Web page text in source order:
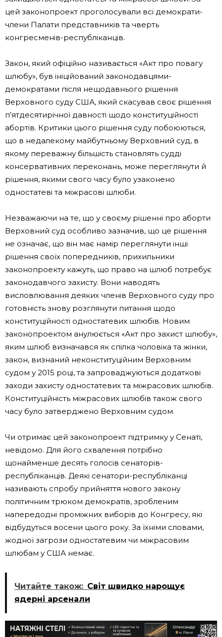
цей законопроект проголосували всі демократи-
члени Палати представників та чверть
конгресменів-республіканців.
Закон, який офіційно називається «Акт про повагу
шлюбу», був ініційований законодавцями-
демократами після нещодавнього рішення
Верховного суду США, який скасував своє рішення
п’ятдесятирічної давності щодо конституційності
абортів. Критики цього рішення суду побоюються,
що в недалекому майбутньому Верховний суд, в
якому переважну більшість становлять судді
консервативних переконань, може переглянути й
рішення, якими свого часу було узаконено
одностатеві та міжрасові шлюби.
Незважаючи на те, що у своєму рішенні про аборти
Верховний суд особливо зазначив, що це рішення
не означає, що він має намір переглянути інші
рішення своїх попередників, прихильники
законопроекту кажуть, що право на шлюб потребує
законодавчого захисту. Вони наводять
висловлювання деяких членів Верховного суду про
готовність знову розглянути питання щодо
конституційності одностатевих шлюбів. Новим
законопроектом анулюється «Акт про захист шлюбу»,
яким шлюб визначався як спілка чоловіка та жінки,
закон, визнаний неконституційним Верховним
судом у 2015 році, та запроваджуються додаткові
заходи захисту одностатевих та міжрасових шлюбів.
Конституційність міжрасових шлюбів також свого
часу було затверджено Верховним судом.
Чи отримає цей законопроект підтримку у Сенаті,
невідомо. Для його схвалення потрібно
щонайменше десять голосів сенаторів-
республіканців. Деякі сенатори-республіканці
називають спробу прийняття нового закону
політичним трюком демократів, зробленим
напередодні проміжних виборів до Конгресу, які
відбудуться восени цього року. За їхніми словами,
жодної загрози одностатевим чи міжрасовим
шлюбам у США немає.
Читайте також: Світ швидко нарощує
ядерні арсенали